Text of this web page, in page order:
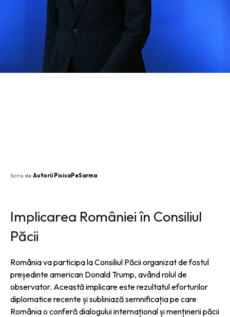
Scris de Autorii PisicaPeSarma
Implicarea României în Consiliul
Păcii
România va participa la Consiliul Păcii organizat de fostul
președinte american Donald Trump, având rolul de
observator. Această implicare este rezultatul eforturilor
diplomatice recente și subliniază semnificația pe care
România o conferă dialogului internațional și menținerii păcii